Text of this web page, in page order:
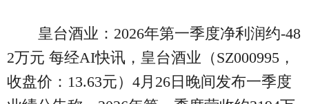
皇台酒业：2026年第一季度净利润约-48
2万元 每经AI快讯，皇台酒业（SZ000995，
收盘价：13.63元）4月26日晚间发布一季度